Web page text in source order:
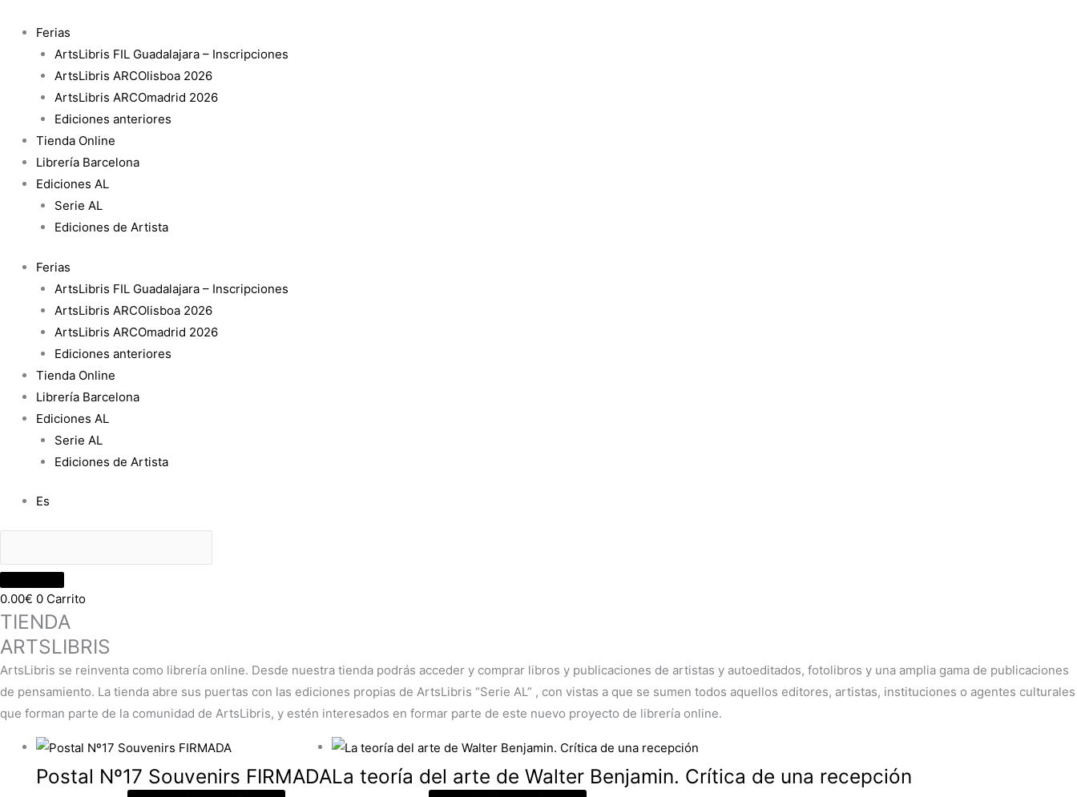
contenido
Ferias
ArtsLibris FIL Guadalajara – Inscripciones
ArtsLibris ARCOlisboa 2026
ArtsLibris ARCOmadrid 2026
Ediciones anteriores
Tienda Online
Librería Barcelona
Ediciones AL
Serie AL
Ediciones de Artista
Ferias
ArtsLibris FIL Guadalajara – Inscripciones
ArtsLibris ARCOlisboa 2026
ArtsLibris ARCOmadrid 2026
Ediciones anteriores
Tienda Online
Librería Barcelona
Ediciones AL
Serie AL
Ediciones de Artista
Es
0.00€ 0 Carrito
TIENDA
ARTSLIBRIS
ArtsLibris se reinventa como librería online. Desde nuestra tienda podrás acceder y comprar libros y publicaciones de artistas y autoeditados, fotolibros y una amplia gama de publicaciones
de pensamiento. La tienda abre sus puertas con las ediciones propias de ArtsLibris “Serie AL” , con vistas a que se sumen todos aquellos editores, artistas, instituciones o agentes culturales
que forman parte de la comunidad de ArtsLibris, y estén interesados en formar parte de este nuevo proyecto de librería online.
Postal Nº17 Souvenirs FIRMADALa teoría del arte de Walter Benjamin. Crítica de una recepción